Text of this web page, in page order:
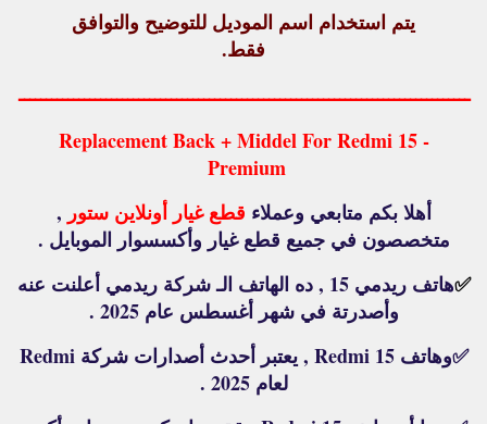
يتم استخدام اسم الموديل للتوضيح والتوافق
فقط.
ـــــــــــــــــــــــــــــــــــــــــــــــــــــــــــــــــــــــــــــــــــ
Replacement Back + Middel For Redmi 15 -
Premium
أهلا بكم متابعي وعملاء قطع غيار أونلاين ستور ,
متخصصون في جميع قطع غيار وأكسسوار الموبايل .
✅
هاتف ريدمي 15 , ده الهاتف الـ شركة ريدمي أعلنت عنه
وأصدرتة في شهر أغسطس عام 2025 .
✅
وهاتف Redmi 15 , يعتبر أحدث أصدارات شركة Redmi
لعام 2025 .